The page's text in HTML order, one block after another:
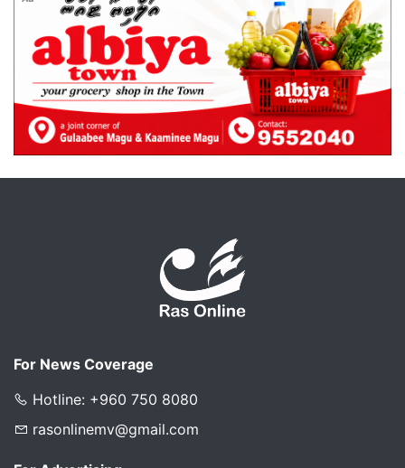
For News Coverage
Hotline: +960 750 8080
rasonlinemv@gmail.com